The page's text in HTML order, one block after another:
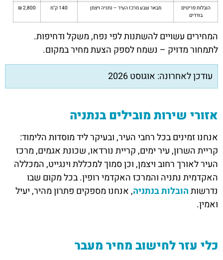
הובלות פריטים
בודדים
מבאר שבע מרכז העיר – נתניה ויצמן 140 ק"מ 2,800 ₪
המחירים עשויים להשתנות לפי נפח, משקל ודחיפות.
לתמחור מדויק – נשמח לספק הצעת מחיר במקום.
עודכן לאחרונה: אוגוסט 2026
אזורי שירות מובילים בנתניה
אנחנו זמינים בכל רחבי העיר, ובעיקר ליד מוסדות הלימוד:
קריית השרון, עיר ימים, קריית נורדאו, שכונת אגמים, מרכז
העיר לאורך רחוב ויצמן, וכן סמוך למכללת וינגייט, המכללה
האקדמית נתניה והמרכז האקדמי רופין. בכל מקום שבו
נדרשותהובלות בנתניה, אנחנו מספקים פתרון מהיר, יעיל
ואמין.
כלי עזר לחישוב מחיר מעבר